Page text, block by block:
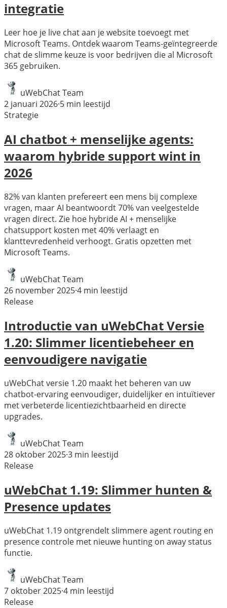
integratie
Leer hoe je live chat aan je website toevoegt met
Microsoft Teams. Ontdek waarom Teams-geïntegreerde
chat de slimme keuze is voor bedrijven die al Microsoft
365 gebruiken.
uWebChat Team
2 januari 2026·5 min leestijd
Strategie
AI chatbot + menselijke agents:
waarom hybride support wint in
2026
82% van klanten prefereert een mens bij complexe
vragen, maar AI beantwoordt 70% van veelgestelde
vragen direct. Zie hoe hybride AI + menselijke
chatsupport kosten met 40% verlaagt en
klanttevredenheid verhoogt. Gratis opzetten met
Microsoft Teams.
uWebChat Team
26 november 2025·4 min leestijd
Release
Introductie van uWebChat Versie
1.20: Slimmer licentiebeheer en
eenvoudigere navigatie
uWebChat versie 1.20 maakt het beheren van uw
chatbot-ervaring eenvoudiger, duidelijker en intuïtiever
met verbeterde licentiezichtbaarheid en directe
upgrades.
uWebChat Team
28 oktober 2025·3 min leestijd
Release
uWebChat 1.19: Slimmer hunten &
Presence updates
uWebChat 1.19 ontgrendelt slimmere agent routing en
presence controle met nieuwe hunting on away status
functie.
uWebChat Team
7 oktober 2025·4 min leestijd
Release